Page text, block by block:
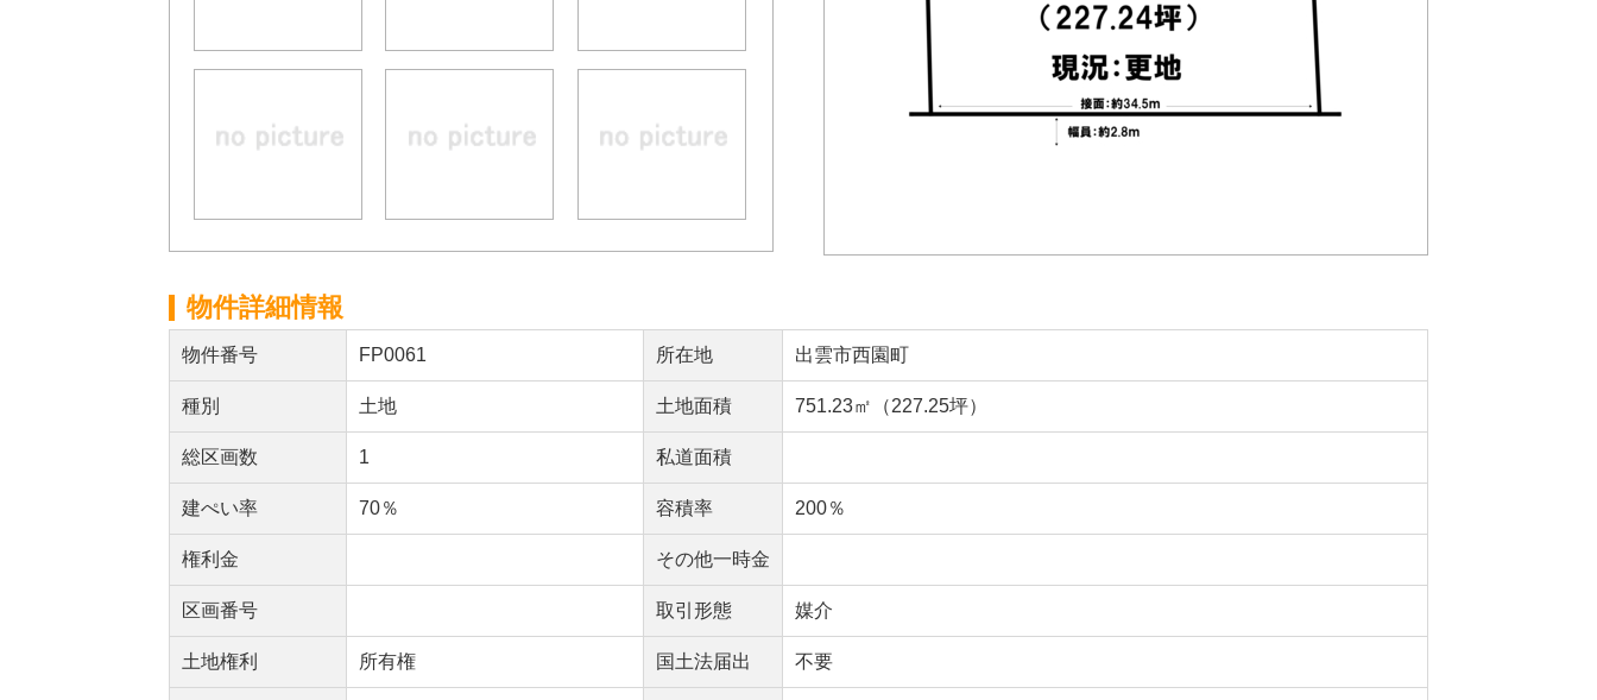
物件詳細情報
物件番号 FP0061 所在地 出雲市西園町
種別 土地 土地面積 751.23㎡（227.25坪）
総区画数 1 私道面積
建ぺい率 70％ 容積率 200％
権利金 その他一時金
区画番号 取引形態 媒介
土地権利 所有権 国土法届出 不要